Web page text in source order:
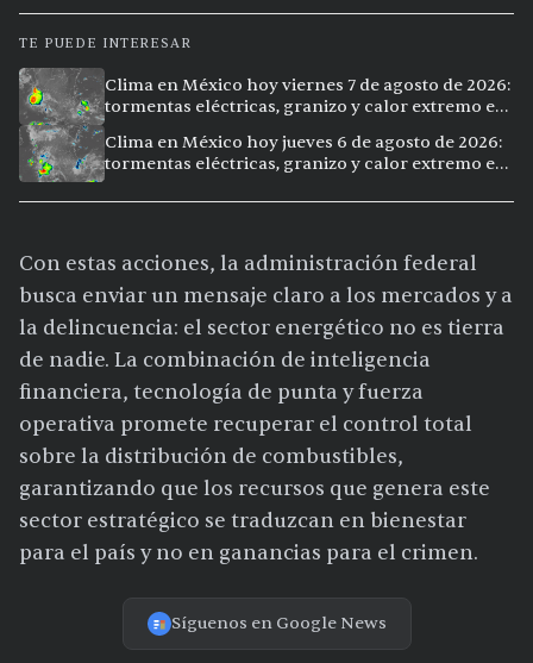
TE PUEDE INTERESAR
Clima en México hoy viernes 7 de agosto de 2026:
tormentas eléctricas, granizo y calor extremo en
Clima en México hoy jueves 6 de agosto de 2026:
tormentas eléctricas, granizo y calor extremo en
Con estas acciones, la administración federal
busca enviar un mensaje claro a los mercados y a
la delincuencia: el sector energético no es tierra
de nadie. La combinación de inteligencia
financiera, tecnología de punta y fuerza
operativa promete recuperar el control total
sobre la distribución de combustibles,
garantizando que los recursos que genera este
sector estratégico se traduzcan en bienestar
para el país y no en ganancias para el crimen.
Síguenos en Google News